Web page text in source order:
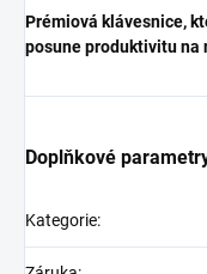
Prémiová klávesnice,
posune produktivitu na
Doplňkové
Kategorie: